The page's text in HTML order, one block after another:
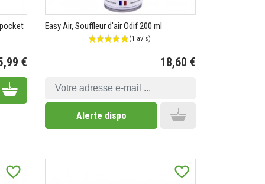
€
Add to cart
Easy Air, Souffleur d'air Odif 200 ml
18,60 €
Alerte dispo Add to cart
favorite_border favorite_border